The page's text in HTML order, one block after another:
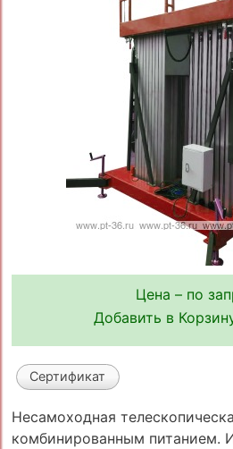
Цена – по
Добавить в
Сертификат
Несамоходная
комбинированным питанием.